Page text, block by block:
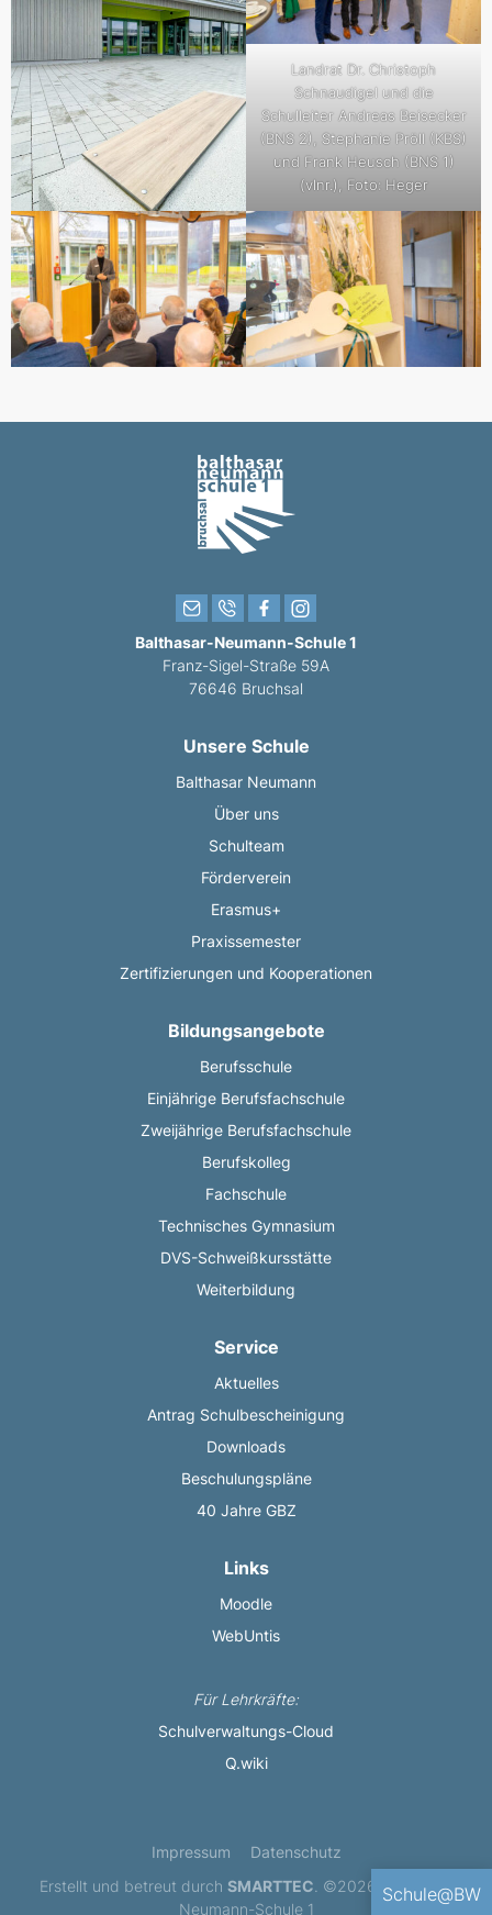
Schule@BW
Landrat Dr. Christoph
Schnaudigel und die
Schulleiter Andreas Beisecker
(BNS 2), Stephanie Pröll (KBS)
und Frank Heusch (BNS 1)
(vlnr.), Foto: Heger
Balthasar-Neumann-Schule 1
Franz-Sigel-Straße 59A
76646 Bruchsal
Unsere Schule
Balthasar Neumann
Über uns
Schulteam
Förderverein
Erasmus+
Praxissemester
Zertifizierungen und Kooperationen
Bildungsangebote
Berufsschule
Einjährige Berufsfachschule
Zweijährige Berufsfachschule
Berufskolleg
Fachschule
Technisches Gymnasium
DVS-Schweißkursstätte
Weiterbildung
Service
Aktuelles
Antrag Schulbescheinigung
Downloads
Beschulungspläne
40 Jahre GBZ
Links
Moodle
WebUntis
Für Lehrkräfte:
Schulverwaltungs-Cloud
Q.wiki
Impressum
Datenschutz
Erstellt und betreut durch SMARTTEC. ©2026 Balthasar-
Neumann-Schule 1